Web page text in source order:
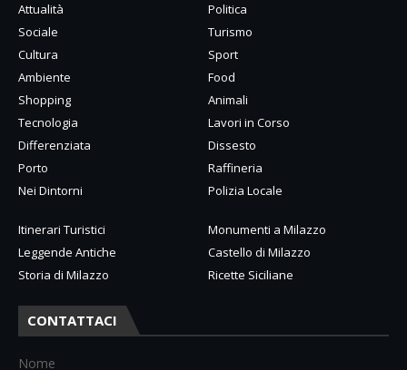
Attualità
Politica
Sociale
Turismo
Cultura
Sport
Ambiente
Food
Shopping
Animali
Tecnologia
Lavori in Corso
Differenziata
Dissesto
Porto
Raffineria
Nei Dintorni
Polizia Locale
Itinerari Turistici
Monumenti a Milazzo
Leggende Antiche
Castello di Milazzo
Storia di Milazzo
Ricette Siciliane
CONTATTACI
Nome